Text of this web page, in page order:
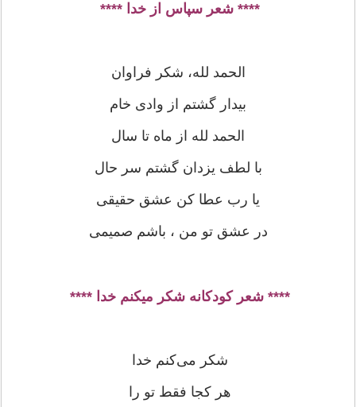
**** شعر سپاس از خدا ****
الحمد لله، شکر فراوان
بیدار گشتم از وادی خام
الحمد لله از ماه تا سال
با لطف یزدان گشتم سر حال
یا رب عطا کن عشق حقیقی
در عشق تو من ، باشم صمیمی
**** شعر کودکانه شکر میکنم خدا ****
شکر می‌کنم خدا
هر کجا فقط تو را